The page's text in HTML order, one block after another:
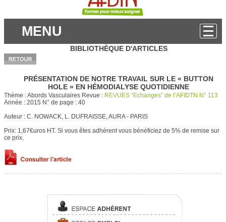
MENU
BIBLIOTHÈQUE D'ARTICLES
PRÉSENTATION DE NOTRE TRAVAIL SUR LE « BUTTON
HOLE » EN HÉMODIALYSE QUOTIDIENNE
Thème :Abords Vasculaires Revue : REVUES “Echanges” de l’AFIDTN N° 113
Année : 2015 N° de page : 40
Auteur : C. NOWACK, L. DUFRAISSE, AURA - PARIS
Prix: 1,67€uros HT. Si vous êtes adhérent vous bénéficiez de 5% de remise sur
ce prix.